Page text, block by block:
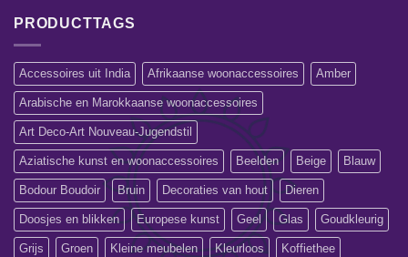
PRODUCTTAGS
Accessoires uit India Afrikaanse woonaccessoires Amber
Arabische en Marokkaanse woonaccessoires
Art Deco-Art Nouveau-Jugendstil
Aziatische kunst en woonaccessoires Beelden Beige Blauw
Bodour Boudoir Bruin Decoraties van hout Dieren
Doosjes en blikken Europese kunst Geel Glas Goudkleurig
Grijs Groen Kleine meubelen Kleurloos Koffiethee